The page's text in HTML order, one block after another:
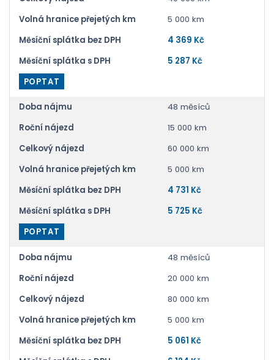
Volná hranice přejetých km
5 000 km
Měsíční splátka bez DPH
4 369 Kč
Měsíční splátka s DPH
5 287 Kč
POPTAT
Doba nájmu
48 měsíců
Roční nájezd
15 000 km
Celkový nájezd
60 000 km
Volná hranice přejetých km
5 000 km
Měsíční splátka bez DPH
4 731 Kč
Měsíční splátka s DPH
5 725 Kč
POPTAT
Doba nájmu
48 měsíců
Roční nájezd
20 000 km
Celkový nájezd
80 000 km
Volná hranice přejetých km
5 000 km
Měsíční splátka bez DPH
5 061 Kč